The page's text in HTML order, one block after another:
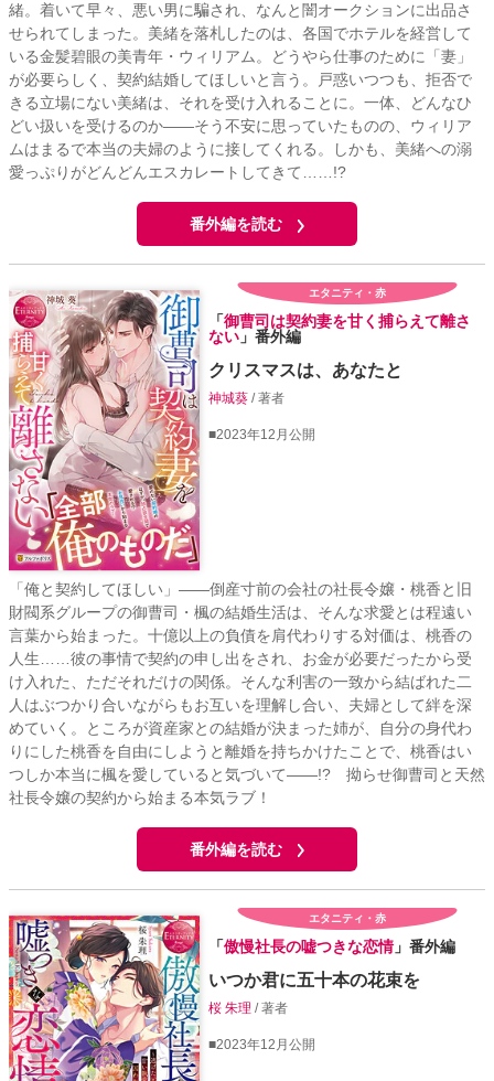
緒。着いて早々、悪い男に騙され、なんと闇オークションに出品さ
せられてしまった。美緒を落札したのは、各国でホテルを経営して
いる金髪碧眼の美青年・ウィリアム。どうやら仕事のために「妻」
が必要らしく、契約結婚してほしいと言う。戸惑いつつも、拒否で
きる立場にない美緒は、それを受け入れることに。一体、どんなひ
どい扱いを受けるのか――そう不安に思っていたものの、ウィリア
ムはまるで本当の夫婦のように接してくれる。しかも、美緒への溺
愛っぷりがどんどんエスカレートしてきて……!?
番外編を読む
エタニティ・赤
「御曹司は契約妻を甘く捕らえて離さ
ない 」番外編
クリスマスは、あなたと
神城葵/ 著者
■2023年12月公開
「俺と契約してほしい」――倒産寸前の会社の社長令嬢・桃香と旧
財閥系グループの御曹司・楓の結婚生活は、そんな求愛とは程遠い
言葉から始まった。十億以上の負債を肩代わりする対価は、桃香の
人生……彼の事情で契約の申し出をされ、お金が必要だったから受
け入れた、ただそれだけの関係。そんな利害の一致から結ばれた二
人はぶつかり合いながらもお互いを理解し合い、夫婦として絆を深
めていく。ところが資産家との結婚が決まった姉が、自分の身代わ
りにした桃香を自由にしようと離婚を持ちかけたことで、桃香はい
つしか本当に楓を愛していると気づいて――!? 拗らせ御曹司と天然
社長令嬢の契約から始まる本気ラブ！
番外編を読む
エタニティ・赤
「傲慢社長の嘘つきな恋情」番外編
いつか君に五十本の花束を
桜 朱理/ 著者
■2023年12月公開